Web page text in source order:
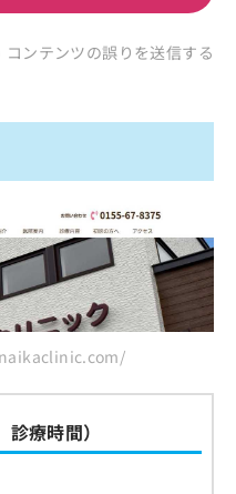
コンテンツの誤りを送信する
療時間）